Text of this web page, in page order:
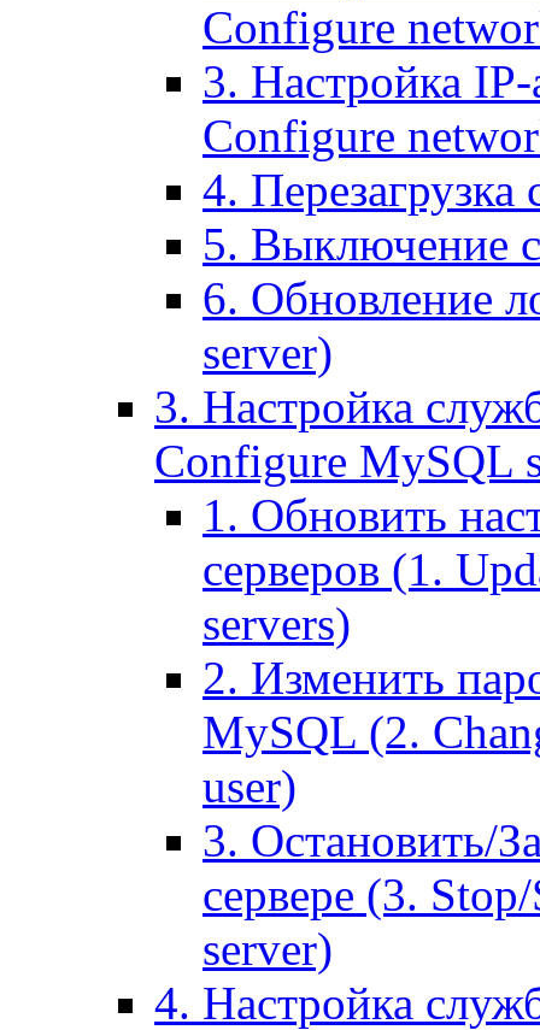
Configure
3. Настройка
Configure
4. Перезагрузка
5. Выключение
6. Обновление
server)
3. Настройка
Configure MySQL
1. Обновить
серверов (1.
servers)
2. Изменить
MySQL (2.
user)
3. Остановить/
сервере (3.
server)
4. Настройка